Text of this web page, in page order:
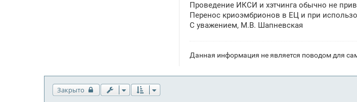
н
и
Проведение ИКСИ и хэтчинга обычно не
Перенос криоэмбрионов в ЕЦ и при
С уважением, М.В. Шапневская
Данная информация не является поводом для
Закрыто